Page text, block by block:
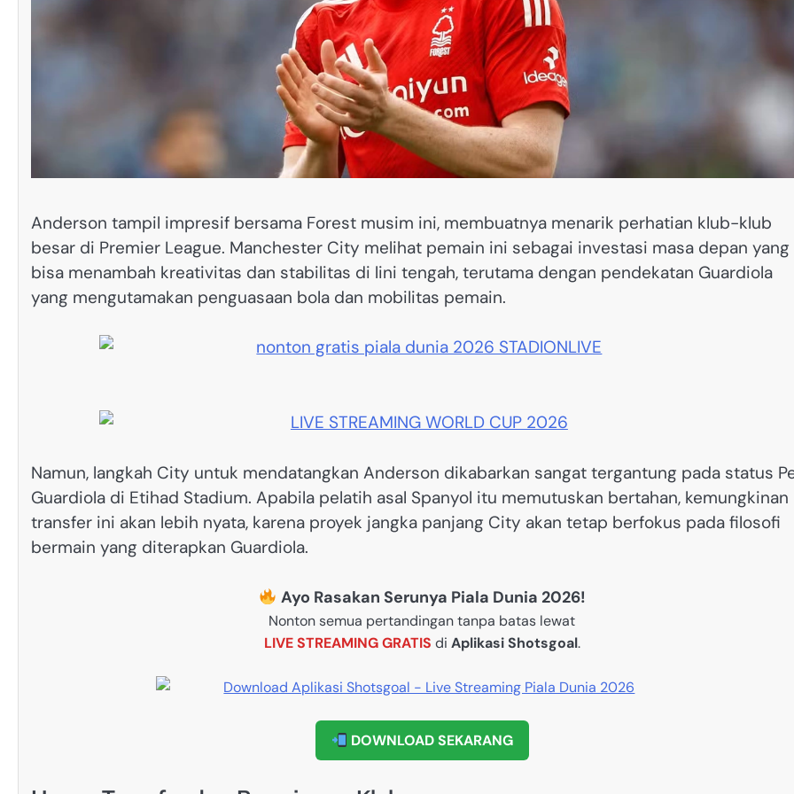
Anderson tampil impresif bersama Forest musim ini, membuatnya menarik perhatian klub-klub
besar di Premier League. Manchester City melihat pemain ini sebagai investasi masa depan yang
bisa menambah kreativitas dan stabilitas di lini tengah, terutama dengan pendekatan Guardiola
yang mengutamakan penguasaan bola dan mobilitas pemain.
Namun, langkah City untuk mendatangkan Anderson dikabarkan sangat tergantung pada status
Guardiola di Etihad Stadium. Apabila pelatih asal Spanyol itu memutuskan bertahan, kemungkinan
transfer ini akan lebih nyata, karena proyek jangka panjang City akan tetap berfokus pada filosofi
bermain yang diterapkan Guardiola.
Ayo Rasakan Serunya Piala Dunia 2026!
Nonton semua pertandingan tanpa batas lewat
LIVE STREAMING GRATIS di Aplikasi Shotsgoal.
DOWNLOAD SEKARANG